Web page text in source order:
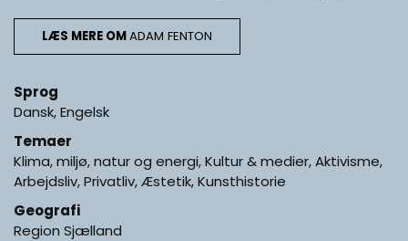
LÆS MERE OMADAM FENTON
Sprog
Dansk, Engelsk
Temaer
Klima, miljø, natur og energi, Kultur & medier, Aktivisme,
Arbejdsliv, Privatliv, Æstetik, Kunsthistorie
Geografi
Region Sjælland